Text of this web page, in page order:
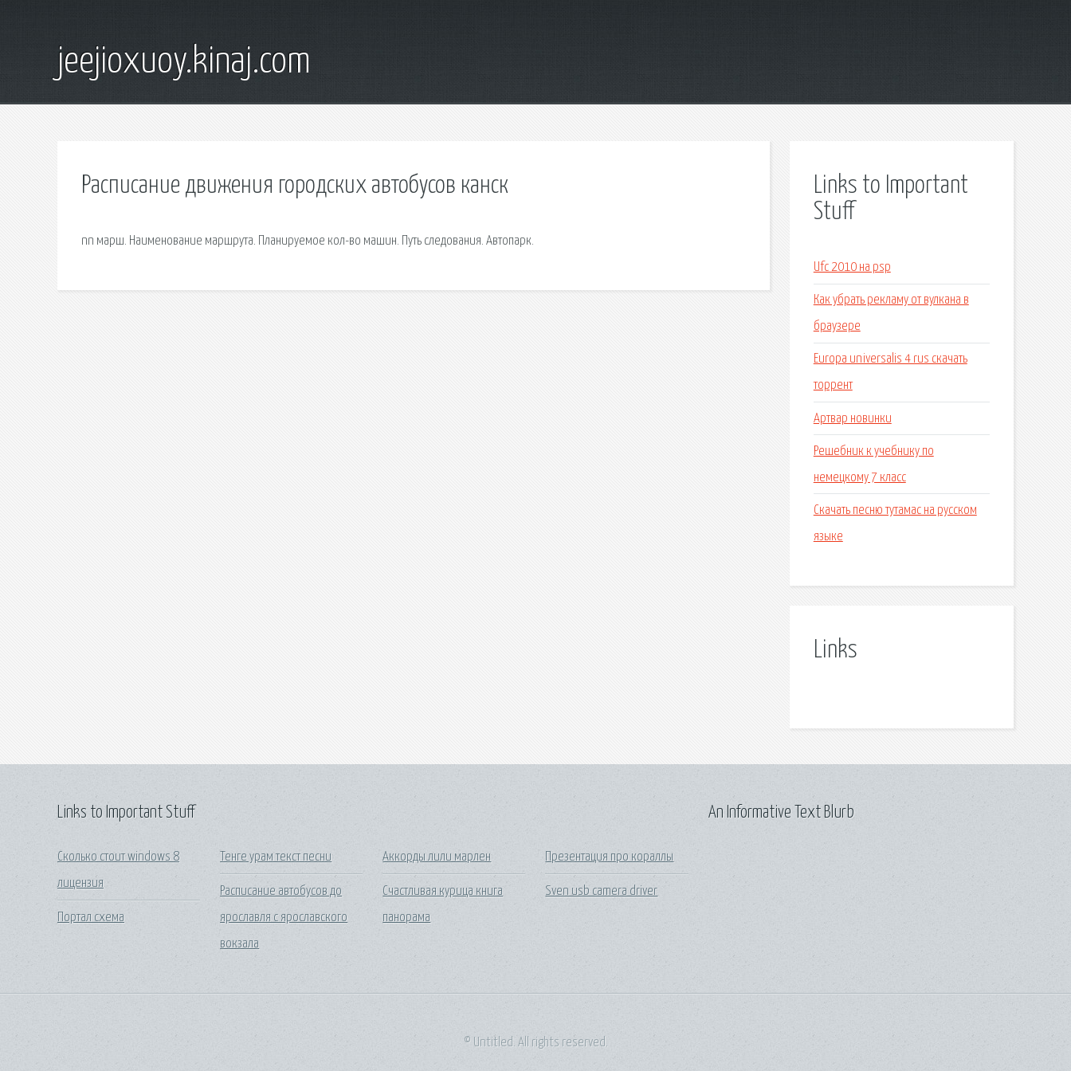
jeejioxuoy.kinaj.com
Расписание движения городских автобусов канск
nn марш. Наименование маршрута. Планируемое кол-во машин. Путь следования. Автопарк.
Links to Important
Stuff
Ufc 2010 на psp
Как убрать рекламу от вулкана в
браузере
Europa universalis 4 rus скачать
торрент
Артвар новинки
Решебник к учебнику по
немецкому 7 класс
Скачать песню тутамас на русском
языке
Links
Links to Important Stuff
Сколько стоит windows 8
лицензия
Портал схема
Тенге урам текст песни
Расписание автобусов до
ярославля с ярославского
вокзала
Аккорды лили марлен
Счастливая курица книга
панорама
Презентация про кораллы
Sven usb camera driver
An Informative Text Blurb
© Untitled. All rights reserved.